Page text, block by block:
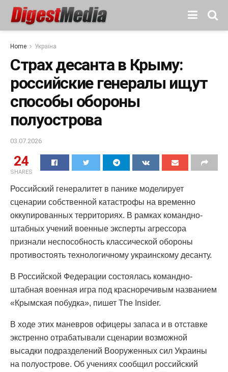
Home Україна
Страх десанта в Крыму:
российские генералы ищут
способы обороны
полуострова
03.07.2026
24
SHARES
Российский генералитет в панике моделирует
сценарии собственной катастрофы на временно
оккупированных территориях. В рамках командно-
штабных учений военные эксперты агрессора
признали неспособность классической обороны
противостоять технологичному украинскому десанту.
В Российской Федерации состоялась командно-
штабная военная игра под красноречивым названием
«Крымская побудка», пишет The Insider.
В ходе этих маневров офицеры запаса и в отставке
экстренно отрабатывали сценарии возможной
высадки подразделений Вооруженных сил Украины
на полуострове. Об учениях сообщил российский